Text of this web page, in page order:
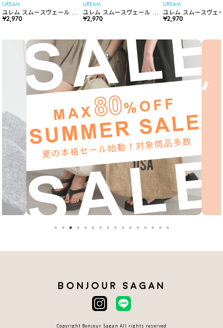
UREAM
ユレム スムースヴェール リ
ップスティック
¥2,970
UREAM
ユレム スムースヴェール リ
ップスティック
¥2,970
UREAM
ユレム スムースヴェ
ップスティック
¥2,970
BONJOUR SAGAN
Copyright Bonjour Sagan All rights reserved